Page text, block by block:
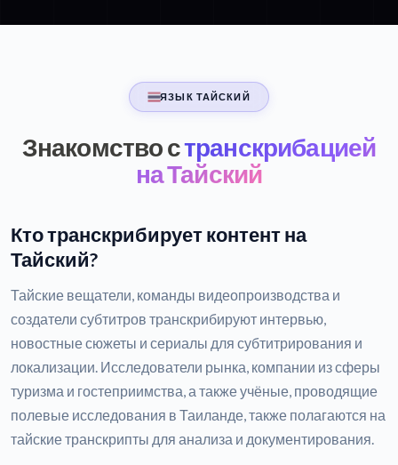
ЯЗЫК ТАЙСКИЙ
Знакомство странскрибацией
на Тайский
Кто транскрибирует контент на
Тайский?
Тайские вещатели, команды видеопроизводства и
создатели субтитров транскрибируют интервью,
новостные сюжеты и сериалы для субтитрирования и
локализации. Исследователи рынка, компании из сферы
туризма и гостеприимства, а также учёные, проводящие
полевые исследования в Таиланде, также полагаются на
тайские транскрипты для анализа и документирования.